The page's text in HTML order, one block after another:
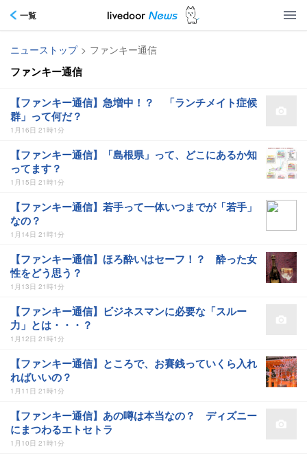
一覧
ニューストップ > ファンキー通信
ファンキー通信
【ファンキー通信】急増中！？ 「ランチメイト症候
群」って何だ？
1月16日 21時1分
【ファンキー通信】「島根県」って、どこにあるか知
ってます？
1月15日 21時1分
【ファンキー通信】若手って一体いつまでが「若手」
なの？
1月14日 21時1分
【ファンキー通信】ほろ酔いはセーフ！？ 酔った女
性をどう思う？
1月13日 21時1分
【ファンキー通信】ビジネスマンに必要な「スルー
力」とは・・・？
1月12日 21時1分
【ファンキー通信】ところで、お賽銭っていくら入れ
ればいいの？
1月11日 21時1分
【ファンキー通信】あの噂は本当なの？ ディズニー
にまつわるエトセトラ
1月10日 21時1分